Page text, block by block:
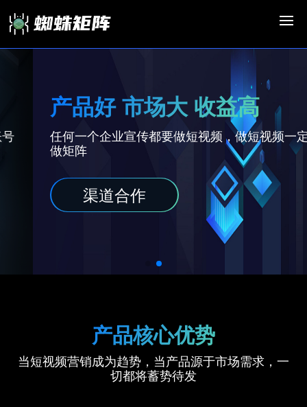
产品好 市场大 收益高
任何一个企业宣传都要做短视频，做短视频一定要
做矩阵
渠道合作
产品核心优势
当短视频营销成为趋势，当产品源于市场需求，一
切都将蓄势待发